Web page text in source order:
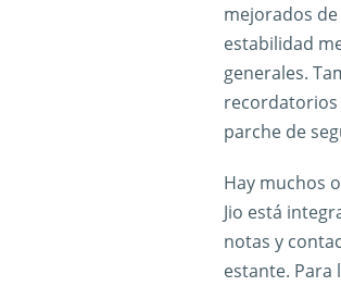
mejorados
estabilidad
generales.
recordatorios
parche de
Hay muchos
Jio está
notas y
estante. Para